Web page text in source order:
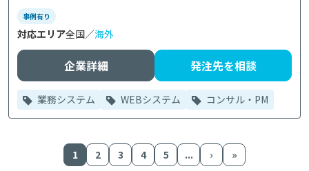
事例有り
対応エリア全国／海外
企業詳細 発注先を相談
業務システム WEBシステム コンサル・PM
1 2 3 4 5 ... › »